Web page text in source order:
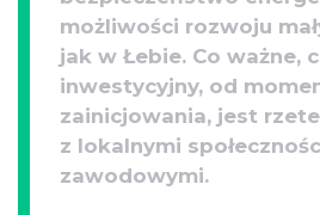
możliwości rozwoju
jak w Łebie. Co ważne,
inwestycyjny, od
zainicjowania, jest
z lokalnymi
zawodowymi.